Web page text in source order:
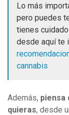
Lo más
pero puedes
tienes
desde aquí te
cannabis
Además, piensa
quieras, desde